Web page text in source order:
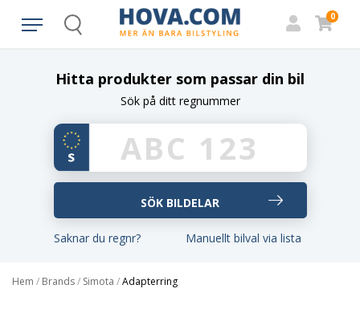
Search
0
Hitta produkter som passar din bil
Sök på ditt regnummer
Saknar du regnr? Manuellt bilval via lista
Hem / Brands/ Simota /Adapterring